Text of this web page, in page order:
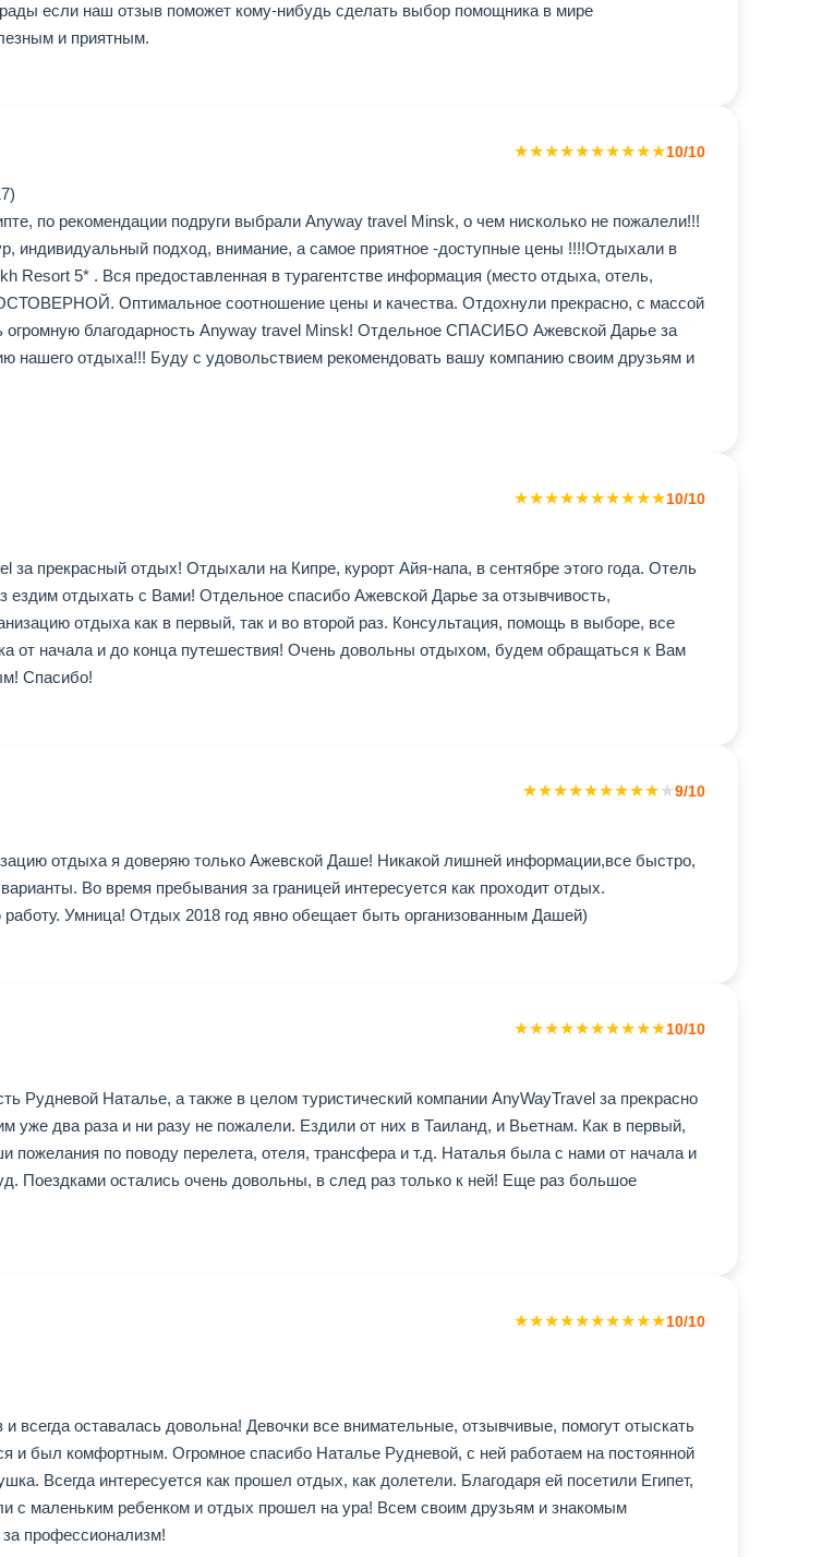
если наш отзыв поможет кому-нибудь сделать выбор помощника в мире
и приятным.
★★★★★★★★★★10/10
по рекомендации подруги выбрали Anyway travel Minsk, о чем нисколько не пожалели!!!
индивидуальный подход, внимание, а самое приятное -доступные цены !!!!Отдыхали в
Resort 5* . Вся предоставленная в турагентстве информация (место отдыха, отель,
Оптимальное соотношение цены и качества. Отдохнули прекрасно, с массой
огромную благодарность Anyway travel Minsk! Отдельное СПАСИБО Ажевской Дарье за
нашего отдыха!!! Буду с удовольствием рекомендовать вашу компанию своим друзьям и
★★★★★★★★★★10/10
за прекрасный отдых! Отдыхали на Кипре, курорт Айя-напа, в сентябре этого года. Отель
ездим отдыхать с Вами! Отдельное спасибо Ажевской Дарье за отзывчивость,
отдыха как в первый, так и во второй раз. Консультация, помощь в выборе, все
от начала и до конца путешествия! Очень довольны отдыхом, будем обращаться к Вам
Спасибо!
★★★★★★★★★★9/10
отдыха я доверяю только Ажевской Даше! Никакой лишней информации,все быстро,
Во время пребывания за границей интересуется как проходит отдых.
работу. Умница! Отдых 2018 год явно обещает быть организованным Дашей)
★★★★★★★★★★10/10
Рудневой Наталье, а также в целом туристический компании AnyWayTravel за прекрасно
уже два раза и ни разу не пожалели. Ездили от них в Таиланд, и Вьетнам. Как в первый,
пожелания по поводу перелета, отеля, трансфера и т.д. Наталья была с нами от начала и
Поездками остались очень довольны, в след раз только к ней! Еще раз большое
★★★★★★★★★★10/10
всегда оставалась довольна! Девочки все внимательные, отзывчивые, помогут отыскать
и был комфортным. Огромное спасибо Наталье Рудневой, с ней работаем на постоянной
Всегда интересуется как прошел отдых, как долетели. Благодаря ей посетили Египет,
с маленьким ребенком и отдых прошел на ура! Всем своим друзьям и знакомым
профессионализм!